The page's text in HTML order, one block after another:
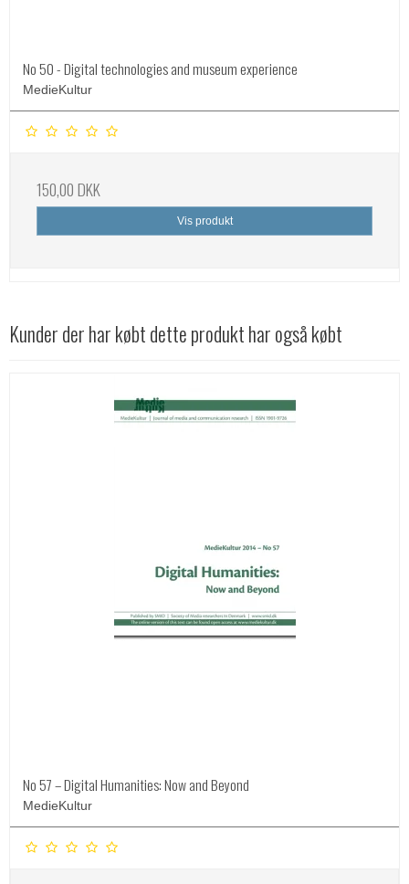
No 50 - Digital technologies and museum experience
MedieKultur
150,00 DKK
Vis produkt
Kunder der har købt dette produkt har også købt
No 57 – Digital Humanities: Now and Beyond
MedieKultur